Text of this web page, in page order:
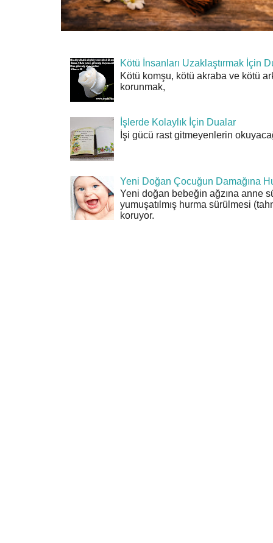
Kötü İnsanları Uzaklaştırmak İçin
Kötü komşu, kötü akraba ve kötü
korunmak,
İşlerde Kolaylık İçin Dualar
İşi gücü rast gitmeyenlerin
Yeni Doğan Çocuğun Damağına
Yeni doğan bebeğin ağzına anne
yumuşatılmış hurma sürülmesi
koruyor.